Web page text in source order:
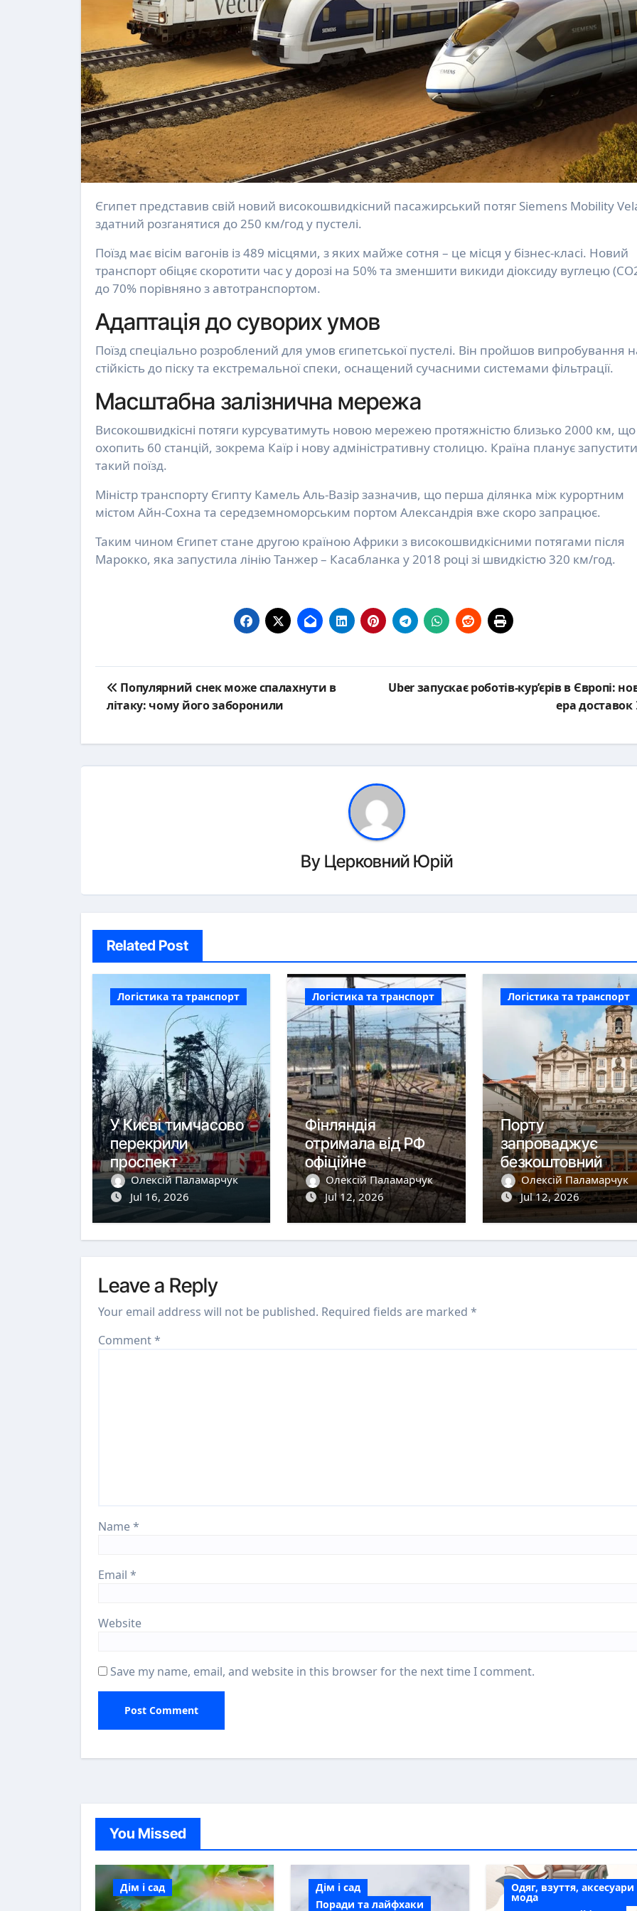
Єгипет представив свій новий високошвидкісний пасажирський потяг Siemens Mobility Velaro,
здатний розганятися до 250 км/год у пустелі.
Поїзд має вісім вагонів із 489 місцями, з яких майже сотня – це місця у бізнес-класі. Новий
транспорт обіцяє скоротити час у дорозі на 50% та зменшити викиди діоксиду вуглецю
до 70% порівняно з автотранспортом.
Адаптація до суворих умов
Поїзд спеціально розроблений для умов єгипетської пустелі. Він пройшов випробування
стійкість до піску та екстремальної спеки, оснащений сучасними системами фільтрації.
Масштабна залізнична мережа
Високошвидкісні потяги курсуватимуть новою мережею протяжністю близько 2000 км, що
охопить 60 станцій, зокрема Каїр і нову адміністративну столицю. Країна планує
такий поїзд.
Міністр транспорту Єгипту Камель Аль-Вазір зазначив, що перша ділянка між курортним
містом Айн-Сохна та середземноморським портом Александрія вже скоро запрацює.
Таким чином Єгипет стане другою країною Африки з високошвидкісними потягами після
Марокко, яка запустила лінію Танжер – Касабланка у 2018 році зі швидкістю 320 км/год.
Post
navigation
Популярний снек може спалахнути в
літаку: чому його заборонили
Uber запускає роботів-кур’єрів в Європі:
ера доставок
By Церковний Юрій
Related Post
Логістика та транспорт
У Києві тимчасово
перекрили
проспект
Академіка
Корольова
Олексій Паламарчук
Jul 16, 2026
Логістика та транспорт
Фінляндія
отримала від РФ
офіційне
повідомлення про
закриття
залізничних пунктів
пропуску
Олексій Паламарчук
Jul 12, 2026
Логістика та транспорт
Порту
запроваджує
безкоштовний
проїзд у всьому
громадському
транспорті
Олексій Паламарчук
Jul 12, 2026
Leave a Reply
Your email address will not be published. Required fields are marked *
Comment*
Name*
Email *
Website
Save my name, email, and website in this browser for the next time I comment.
You Missed
Дім і сад
Дім і сад
Поради та лайфхаки
Одяг, взуття, аксесуари
мода